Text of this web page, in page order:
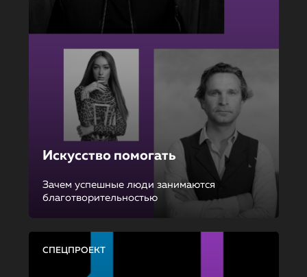
Искусство помогать
Зачем успешные люди занимаются
благотворительностью
СПЕЦПРОЕКТ